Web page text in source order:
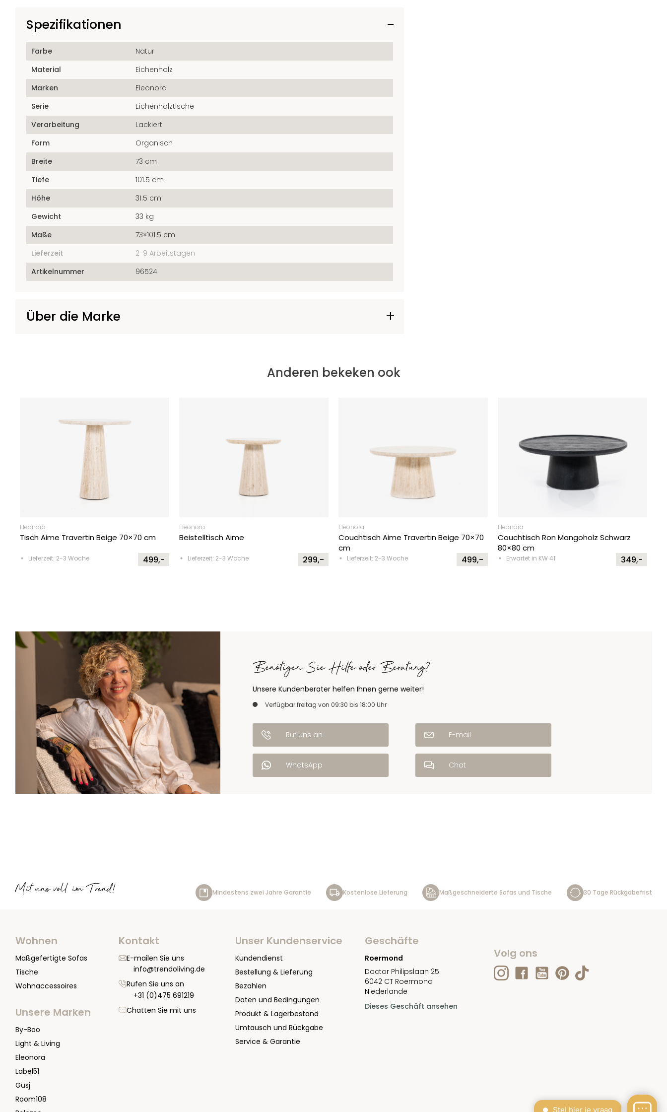
Spezifikationen
Farbe
Natur
Material
Eichenholz
Marken
Eleonora
Serie
Eichenholztische
Verarbeitung
Lackiert
Form
Organisch
Breite
73 cm
Tiefe
101.5 cm
Höhe
31.5 cm
Gewicht
33 kg
Maße
73×101.5 cm
Lieferzeit
2-9 Arbeitstagen
Artikelnummer
96524
Über die Marke
Anderen bekeken ook
Eleonora
Tisch Aime Travertin Beige 70×70 cm
Lieferzeit: 2-3 Woche 499,-
Eleonora
Beistelltisch Aime
Lieferzeit: 2-3 Woche 299,-
Eleonora
Couchtisch Aime Travertin Beige 70×70
cm
Lieferzeit: 2-3 Woche 499,-
Eleonora
Couchtisch Ron Mangoholz Schwarz
80×80 cm
Erwartet in KW 41 349,-
Benötigen Sie Hilfe oder Beratung?
Unsere Kundenberater helfen Ihnen gerne weiter!
Verfügbar freitag von 09:30 bis 18:00 Uhr
Ruf uns an E-mail
WhatsApp Chat
Mit uns voll im Trend! Mindestens zwei Jahre Garantie Kostenlose Lieferung Maßgeschneiderte Sofas und Tische 30 Tage Rückgabefrist
Wohnen
Maßgefertigte Sofas
Tische
Wohnaccessoires
Unsere Marken
By-Boo
Light & Living
Eleonora
Label51
Gusj
Room108
Kontakt
E-mailen Sie uns
info@trendoliving.de
Rufen Sie uns an
+31 (0)475 691219
Chatten Sie mit uns
Unser Kundenservice
Kundendienst
Bestellung & Lieferung
Bezahlen
Daten und Bedingungen
Produkt & Lagerbestand
Umtausch und Rückgabe
Service & Garantie
Geschäfte
Roermond
Doctor Philipslaan 25
6042 CT Roermond
Niederlande
Dieses Geschäft ansehen
Volg ons